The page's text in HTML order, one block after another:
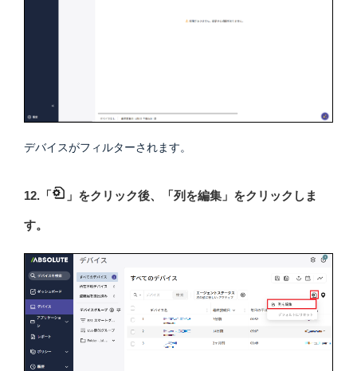
デバイスがフィルターされます。
12.「 」をクリック後、「列を編集」をクリックしま
す。